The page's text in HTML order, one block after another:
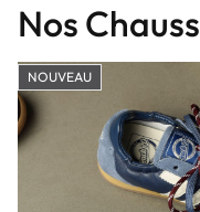
Nos
NOUVEAU